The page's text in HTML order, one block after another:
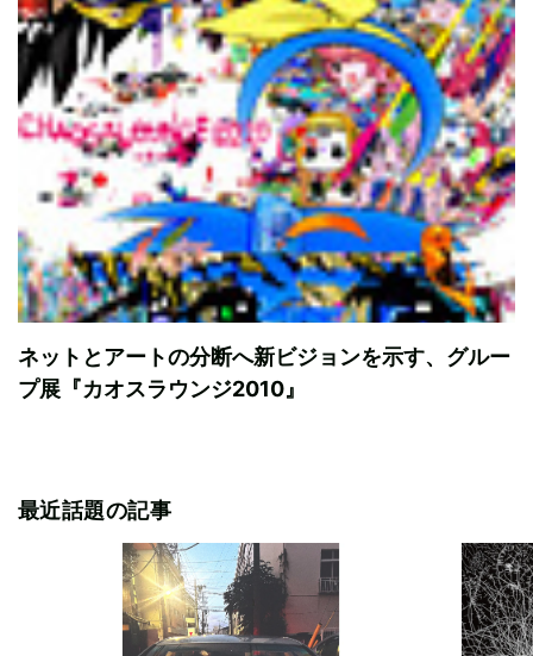
ネットとアートの分断へ新ビジョンを示す、グルー
プ展『カオスラウンジ2010』
最近話題の記事